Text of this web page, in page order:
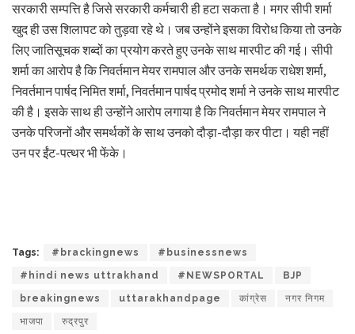
सरकारी सम्पत्ति है जिसे सरकारी कर्मचारी ही हटा सकता है। मगर सीपी शर्मा
खुद ही उस शिलापट को तुड़वा रहे थे। जब उन्होंने इसका विरोध किया तो उनके
लिए जातिसूचक शब्दों का प्रयोग करते हुए उनके साथ मारपीट की गई। सीपी
शर्मा का आरोप है कि निवर्तमान मेयर रामपाल और उनके समर्थक राधेश शर्मा,
निवर्तमान पार्षद निमित शर्मा, निवर्तमान पार्षद प्रमोद शर्मा ने उनके साथ मारपीट
की है। इसके साथ ही उन्होंने आरोप लगाया है कि निवर्तमान मेयर रामपाल ने
उनके परिजनों और समर्थकों के साथ उनको दौड़ा-दौड़ा कर पीटा। यही नहीं
उन पर ईंट-पत्थर भी फेंके।
Tags: #brackingnews #businessnews
#hindi news uttrakhand #NEWSPORTAL BJP
breakingnews uttarakhandpage कांग्रेस नगर निगम
भाजपा रुद्रपुर